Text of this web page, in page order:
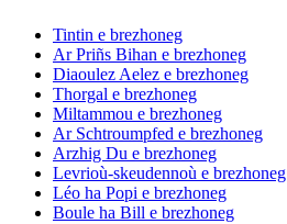
Tintin e brezhoneg
Ar Priñs Bihan e brezhoneg
Diaoulez Aelez e brezhoneg
Thorgal e brezhoneg
Miltammou e brezhoneg
Ar Schtroumpfed e brezhoneg
Arzhig Du e brezhoneg
Levrioù-skeudennoù e brezhoneg
Léo ha Popi e brezhoneg
Boule ha Bill e brezhoneg